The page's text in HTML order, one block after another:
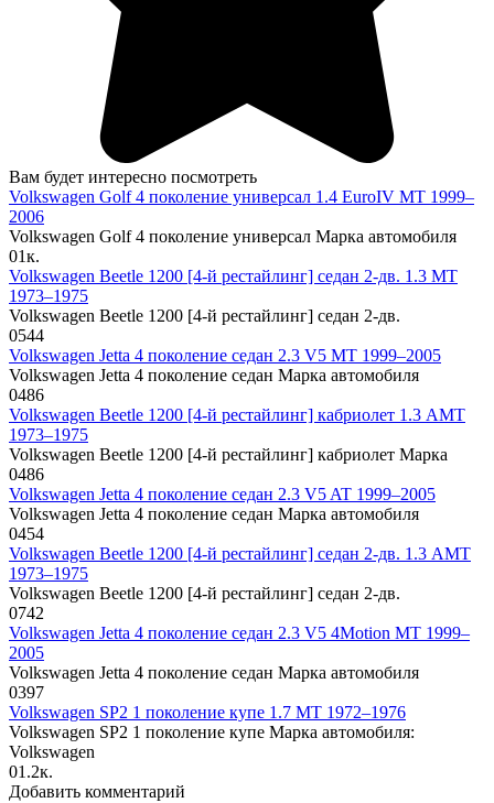
Вам будет интересно посмотреть
Volkswagen Golf 4 поколение универсал 1.4 EuroIV MT 1999–
2006
Volkswagen Golf 4 поколение универсал Марка автомобиля
01к.
Volkswagen Beetle 1200 [4-й рестайлинг] седан 2-дв. 1.3 MT
1973–1975
Volkswagen Beetle 1200 [4-й рестайлинг] седан 2-дв.
0544
Volkswagen Jetta 4 поколение седан 2.3 V5 MT 1999–2005
Volkswagen Jetta 4 поколение седан Марка автомобиля
0486
Volkswagen Beetle 1200 [4-й рестайлинг] кабриолет 1.3 AMT
1973–1975
Volkswagen Beetle 1200 [4-й рестайлинг] кабриолет Марка
0486
Volkswagen Jetta 4 поколение седан 2.3 V5 AT 1999–2005
Volkswagen Jetta 4 поколение седан Марка автомобиля
0454
Volkswagen Beetle 1200 [4-й рестайлинг] седан 2-дв. 1.3 AMT
1973–1975
Volkswagen Beetle 1200 [4-й рестайлинг] седан 2-дв.
0742
Volkswagen Jetta 4 поколение седан 2.3 V5 4Motion MT 1999–
2005
Volkswagen Jetta 4 поколение седан Марка автомобиля
0397
Volkswagen SP2 1 поколение купе 1.7 MT 1972–1976
Volkswagen SP2 1 поколение купе Марка автомобиля:
Volkswagen
01.2к.
Добавить комментарий